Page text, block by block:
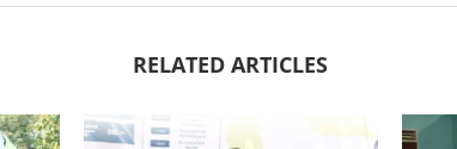
RELATED ARTICLES